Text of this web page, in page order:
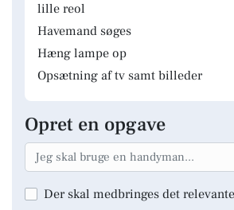
lille reol
Havemand søges
Hæng lampe op
Opsætning af tv samt billeder
Opret en opgave
Der skal medbringes det